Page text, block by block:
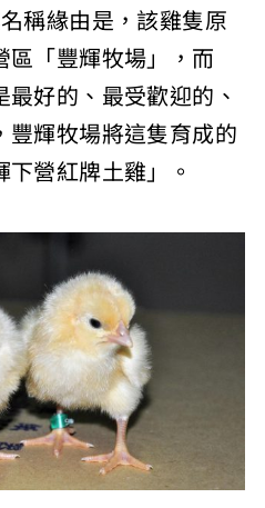
稱緣由是，該雞隻原
「豐輝牧場」，而
好的、最受歡迎的、
輝牧場將這隻育成的
營紅牌土雞」。